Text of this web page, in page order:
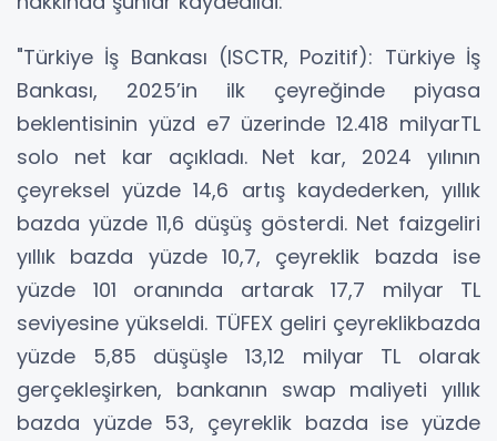
"Türkiye İş Bankası (ISCTR, Pozitif): Türkiye İş
Bankası, 2025’in ilk çeyreğinde piyasa
beklentisinin yüzd e7 üzerinde 12.418 milyarTL
solo net kar açıkladı. Net kar, 2024 yılının
çeyreksel yüzde 14,6 artış kaydederken, yıllık
bazda yüzde 11,6 düşüş gösterdi. Net faizgeliri
yıllık bazda yüzde 10,7, çeyreklik bazda ise
yüzde 101 oranında artarak 17,7 milyar TL
seviyesine yükseldi. TÜFEX geliri çeyreklikbazda
yüzde 5,85 düşüşle 13,12 milyar TL olarak
gerçekleşirken, bankanın swap maliyeti yıllık
bazda yüzde 53, çeyreklik bazda ise yüzde